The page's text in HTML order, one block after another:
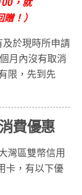
！）
於現時所申請
月內沒有取消
限，先到先
費優惠
灣區雙幣信用
卡，有以下優